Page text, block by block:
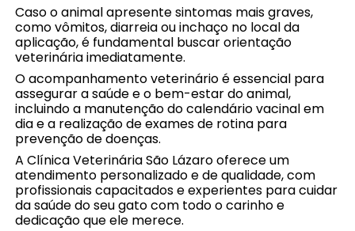
Caso o animal apresente sintomas mais graves,
como vômitos, diarreia ou inchaço no local da
aplicação, é fundamental buscar orientação
veterinária imediatamente.
O acompanhamento veterinário é essencial para
assegurar a saúde e o bem-estar do animal,
incluindo a manutenção do calendário vacinal em
dia e a realização de exames de rotina para
prevenção de doenças.
A Clínica Veterinária São Lázaro oferece um
atendimento personalizado e de qualidade, com
profissionais capacitados e experientes para cuidar
da saúde do seu gato com todo o carinho e
dedicação que ele merece.